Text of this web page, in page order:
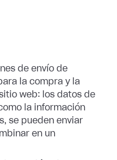
de envío de
la compra y la
web: los datos de
la información
se pueden enviar
en un